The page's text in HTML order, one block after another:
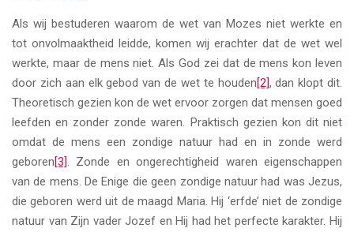
Als wij bestuderen waarom de wet van Mozes niet werkte en
tot onvolmaaktheid leidde, komen wij erachter dat de wet wel
werkte, maar de mens niet. Als God zei dat de mens kon leven
door zich aan elk gebod van de wet te houden[2], dan klopt dit.
Theoretisch gezien kon de wet ervoor zorgen dat mensen goed
leefden en zonder zonde waren. Praktisch gezien kon dit niet
omdat de mens een zondige natuur had en in zonde werd
geboren[3]. Zonde en ongerechtigheid waren eigenschappen
van de mens. De Enige die geen zondige natuur had was Jezus,
die geboren werd uit de maagd Maria. Hij ‘erfde’ niet de zondige
natuur van Zijn vader Jozef en Hij had het perfecte karakter. Hij